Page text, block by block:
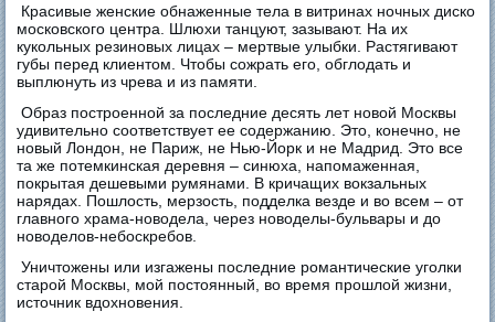
Красивые женские обнаженные тела в витринах ночных диско
московского центра. Шлюхи танцуют, зазывают. На их
кукольных резиновых лицах – мертвые улыбки. Растягивают
губы перед клиентом. Чтобы сожрать его, обглодать и
выплюнуть из чрева и из памяти.
Образ построенной за последние десять лет новой Mосквы
удивительно соответствует ее содержанию. Это, конечно, не
новый Лондон, не Париж, не Нью-Йорк и не Мадрид. Это все
та же потемкинская деревня – синюха, напомаженная,
покрытая дешевыми румянами. В кричащих вокзальных
нарядах. Пошлость, мерзость, подделка везде и во всем – от
главного храма-новодела, через новоделы-бульвары и до
новоделов-небоскребов.
Уничтожены или изгажены последние романтические уголки
старой Москвы, мой постоянный, во время прошлой жизни,
источник вдохновения.